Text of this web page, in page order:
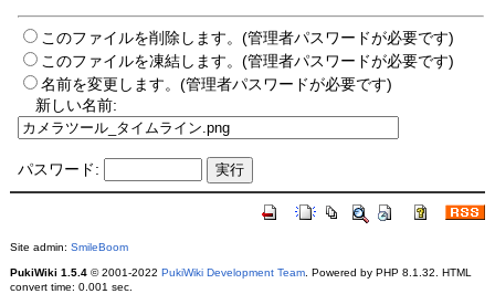
このファイルを削除します。(管理者パスワードが必要です)
このファイルを凍結します。(管理者パスワードが必要です)
名前を変更します。(管理者パスワードが必要です)
新しい名前:
パスワード:
Site admin: SmileBoom
PukiWiki 1.5.4© 2001-2022 PukiWiki Development Team. Powered by PHP 8.1.32. HTML
convert time: 0.001 sec.